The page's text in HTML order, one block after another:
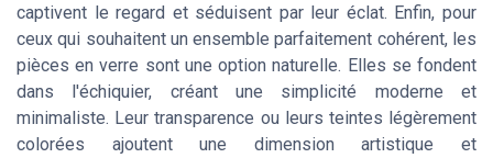
captivent le regard et séduisent par leur éclat. Enfin, pour
ceux qui souhaitent un ensemble parfaitement cohérent, les
pièces en verre sont une option naturelle. Elles se fondent
dans l'échiquier, créant une simplicité moderne et
minimaliste. Leur transparence ou leurs teintes légèrement
colorées ajoutent une dimension artistique et